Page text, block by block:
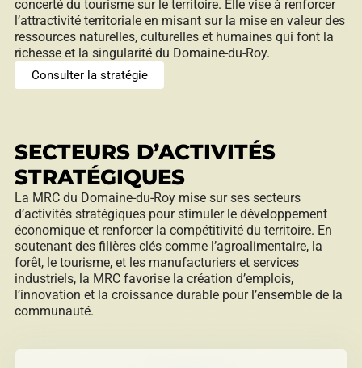
concerté du tourisme sur le territoire. Elle vise à renforcer
l’attractivité territoriale en misant sur la mise en valeur des
ressources naturelles, culturelles et humaines qui font la
richesse et la singularité du Domaine-du-Roy.
Consulter la stratégie
SECTEURS D’ACTIVITÉS
STRATÉGIQUES
La MRC du Domaine-du-Roy mise sur ses secteurs
d’activités stratégiques pour stimuler le développement
économique et renforcer la compétitivité du territoire. En
soutenant des filières clés comme l’agroalimentaire, la
forêt, le tourisme, et les manufacturiers et services
industriels, la MRC favorise la création d’emplois,
l’innovation et la croissance durable pour l’ensemble de la
communauté.